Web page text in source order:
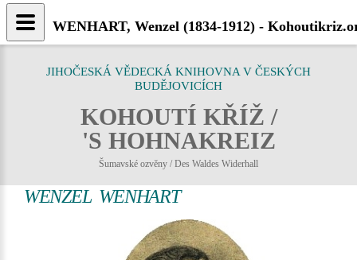
JIHOČESKÁ VĚDECKÁ KNIHOVNA V ČESKÝCH
BUDĚJOVICÍCH
KOHOUTÍ KŘÍŽ /
'S HOHNAKREIZ
Šumavské ozvěny / Des Waldes Widerhall
WENZEL WENHART
WENHART, Wenzel (1834-1912) -